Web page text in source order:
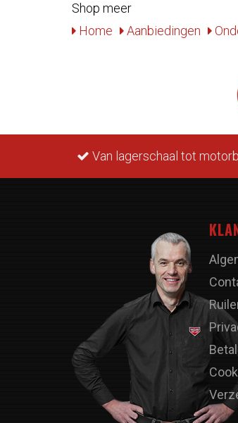
Shop meer
Home
Aanbiedingen
Van lagerschaal tot